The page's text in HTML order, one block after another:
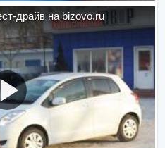
драйв на bizovo.ru